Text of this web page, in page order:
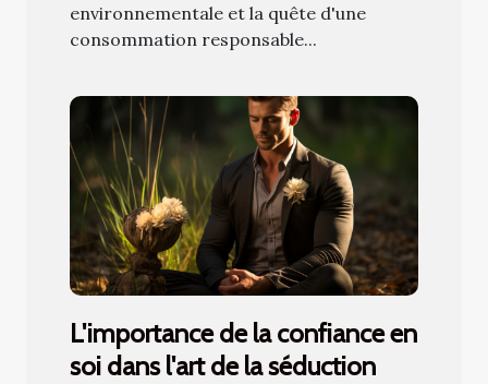
environnementale et la quête d'une
consommation responsable...
L'importance de la confiance en
soi dans l'art de la séduction